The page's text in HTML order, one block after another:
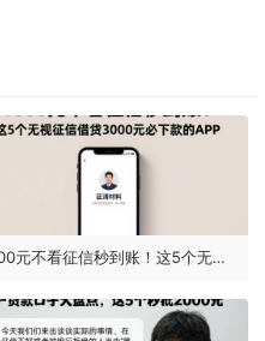
1000元不看征信秒到账！这5个无视征信借钱3000元必下款的APP，申请材料超简单